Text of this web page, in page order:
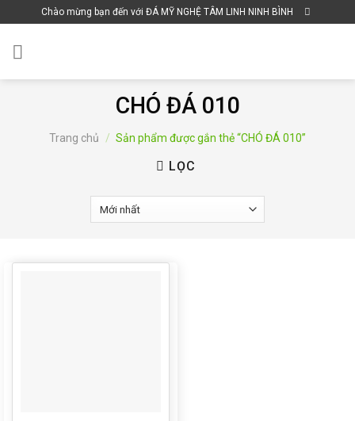
to
content
Chào mừng bạn đến với ĐÁ MỸ NGHỆ TÂM LINH NINH BÌNH
CHÓ ĐÁ 010
Trang chủ / Sản phẩm được gắn thẻ “CHÓ ĐÁ 010”
LỌC